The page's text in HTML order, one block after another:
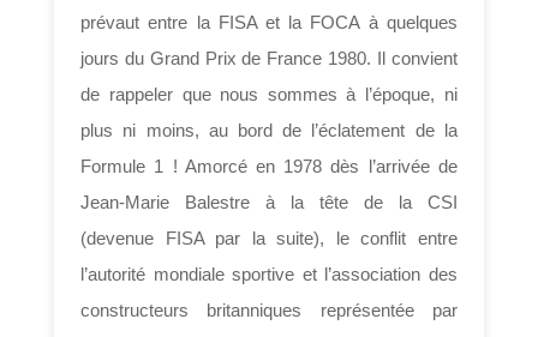
prévaut entre la FISA et la FOCA à quelques
jours du Grand Prix de France 1980. Il convient
de rappeler que nous sommes à l’époque, ni
plus ni moins, au bord de l’éclatement de la
Formule 1 ! Amorcé en 1978 dès l’arrivée de
Jean-Marie Balestre à la tête de la CSI
(devenue FISA par la suite), le conflit entre
l’autorité mondiale sportive et l’association des
constructeurs britanniques représentée par